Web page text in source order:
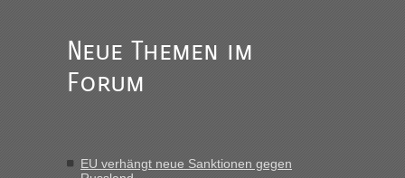
fast 11 Milliarden aufgedeckt
„Am besten wäre natürlich, wenn die Frau mit dabei ist.
Alleinreisende Männer stehen schließlich immer unter
Milliarden aufgedeckt
Neue Themen im
Forum
EU verhängt neue Sanktionen gegen